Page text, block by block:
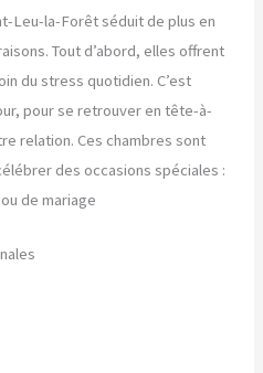
Leu-la-Forêt séduit de plus en
Tout d’abord, elles offrent
du stress quotidien. C’est
pour se retrouver en tête-à-
relation. Ces chambres sont
des occasions spéciales :
de mariage